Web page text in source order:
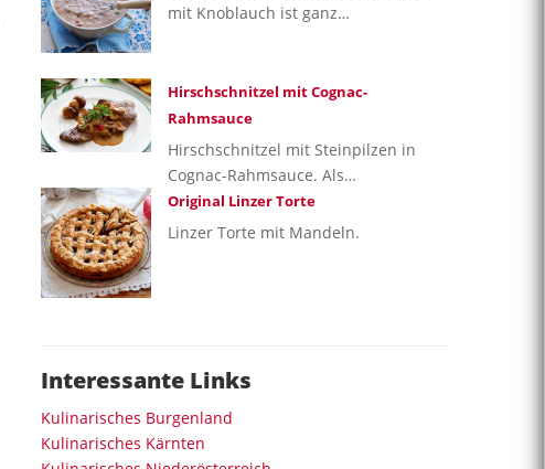
mit Knoblauch ist ganz…
Hirschschnitzel mit Cognac-
Rahmsauce
Hirschschnitzel mit Steinpilzen in
Cognac-Rahmsauce. Als…
Original Linzer Torte
Linzer Torte mit Mandeln.
Interessante Links
Kulinarisches Burgenland
Kulinarisches Kärnten